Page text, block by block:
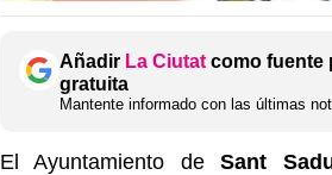
Añadir La Ciutat como fuente
gratuita
Mantente informado con las últimas
El Ayuntamiento deSant